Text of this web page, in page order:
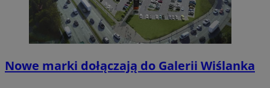
Nowe marki dołączają do Galerii Wiślanka